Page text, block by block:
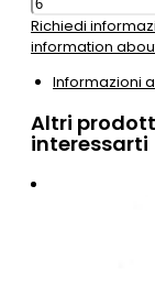
Richiedi
information
Informazioni
Altri
interessarti